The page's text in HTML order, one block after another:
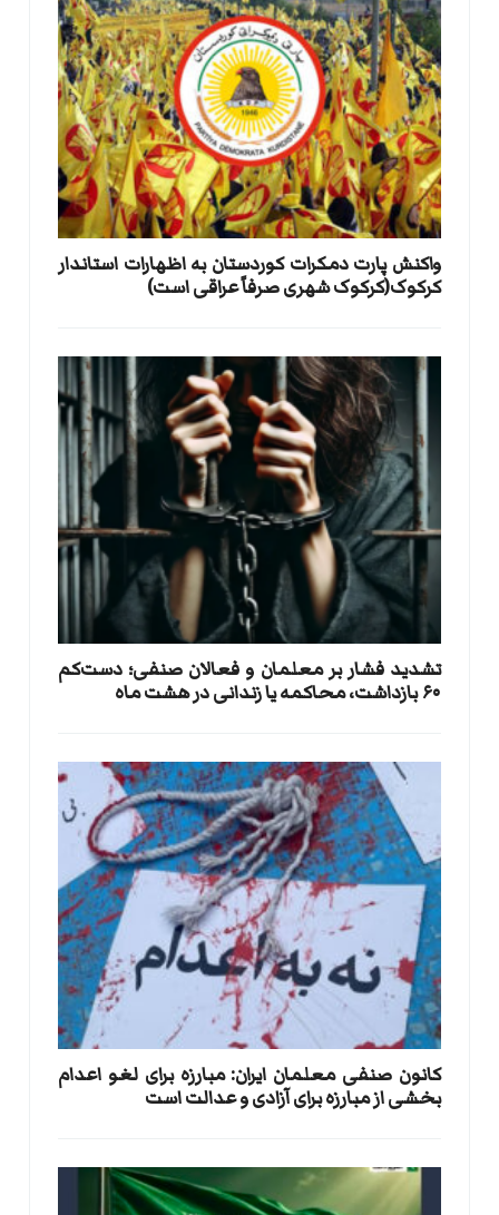
واکنش پارت دمکرات کوردستان به اظهارات استاندار
کرکوک(کرکوک شهری صرفاً عراقی است)
تشدید فشار بر معلمان و فعالان صنفی؛ دست‌کم
۶۰ بازداشت، محاکمه یا زندانی در هشت ماه
کانون صنفی معلمان ایران: مبارزه برای لغو اعدام
بخشی از مبارزه برای آزادی و عدالت است